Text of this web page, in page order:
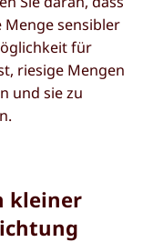
Menge sensibler
für
riesige Mengen
und sie zu
kleiner